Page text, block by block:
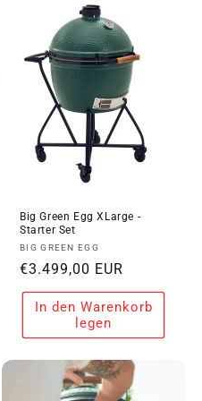
Big Green Egg XLarge -
Starter Set
Anbieter:
BIG GREEN EGG
Normaler
Preis
€3.499,00 EUR
In den Warenkorb
legen